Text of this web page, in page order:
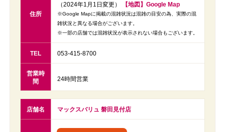
住所
（2024年1月1日変更）
【地図】Google Map
※Google Mapに掲載の混雑状況は混雑の目安の為、実際の混
雑状況と異なる場合がございます。
※一部の店舗では混雑状況が表示されない場合もございます。
TEL 053-415-8700
営業時
間
24時間営業
店舗名 マックスバリュ 磐田見付店